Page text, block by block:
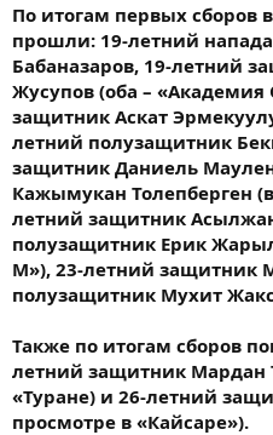
По итогам первых
прошли: 19-летний
Бабаназаров, 19-летний
Жусупов (оба – «Академия
защитник Аскат
летний полузащитник
защитник Даниель
Кажымукан Толепберген
летний защитник
полузащитник Ерик
М»), 23-летний защитник
полузащитник Мухит
Также по итогам сборов
летний защитник Мардан
«Туране) и 26-летний
просмотре в «Кайсаре»).